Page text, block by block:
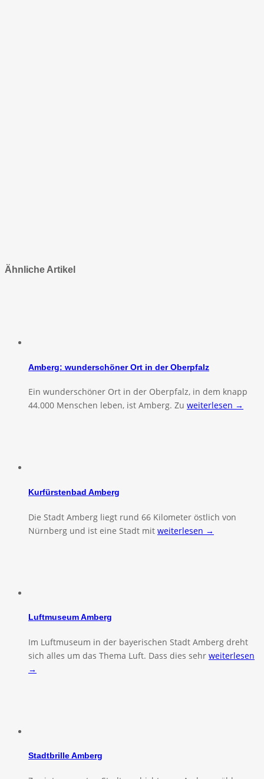
Ähnliche Artikel
Amberg: wunderschöner Ort in der Oberpfalz
Ein wunderschöner Ort in der Oberpfalz, in dem knapp
44.000 Menschen leben, ist Amberg. Zu weiterlesen →
Kurfürstenbad Amberg
Die Stadt Amberg liegt rund 66 Kilometer östlich von
Nürnberg und ist eine Stadt mit weiterlesen →
Luftmuseum Amberg
Im Luftmuseum in der bayerischen Stadt Amberg dreht
sich alles um das Thema Luft. Dass dies sehr weiterlesen
→
Stadtbrille Amberg